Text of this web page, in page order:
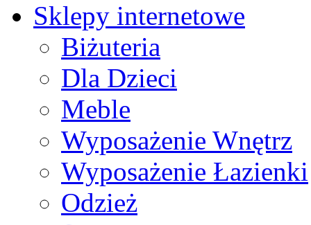
Sklepy internetowe
Biżuteria
Dla Dzieci
Meble
Wyposażenie Wnętrz
Wyposażenie Łazienki
Odzież